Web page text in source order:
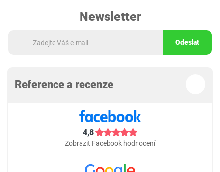
Newsletter
Odeslat
Reference a recenze
4,8
Zobrazit Facebook hodnocení